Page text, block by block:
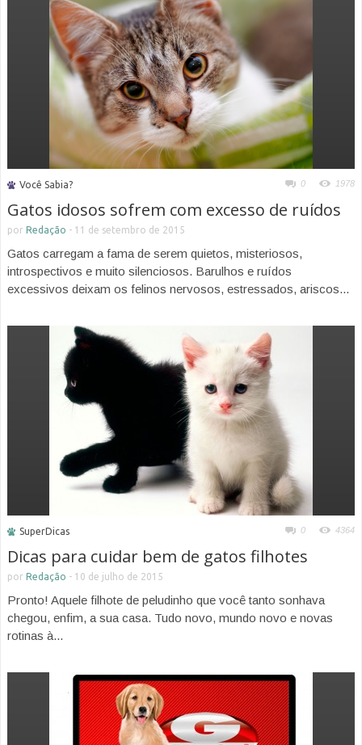
Você Sabia? 0 1978
Gatos idosos sofrem com excesso de ruídos
por Redação - 11 de setembro de 2015
Gatos carregam a fama de serem quietos, misteriosos,
introspectivos e muito silenciosos. Barulhos e ruídos
excessivos deixam os felinos nervosos, estressados, ariscos...
SuperDicas 0 4364
Dicas para cuidar bem de gatos filhotes
por Redação - 10 de julho de 2015
Pronto! Aquele filhote de peludinho que você tanto sonhava
chegou, enfim, a sua casa. Tudo novo, mundo novo e novas
rotinas à...